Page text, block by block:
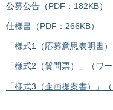
公募公告（PDF：182KB）
仕様書（PDF：266KB）
「様式1（応募意思表明書
「様式2（質問票）」（ワー
「様式3（企画提案書）」